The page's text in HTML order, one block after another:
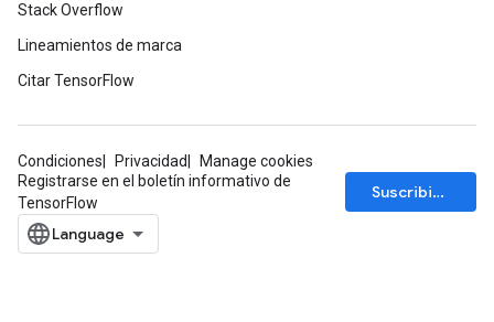
Stack Overflow
Lineamientos de marca
Citar TensorFlow
Condiciones Privacidad
Manage cookies
Registrarse en el boletín informativo de
TensorFlow
Suscribirse